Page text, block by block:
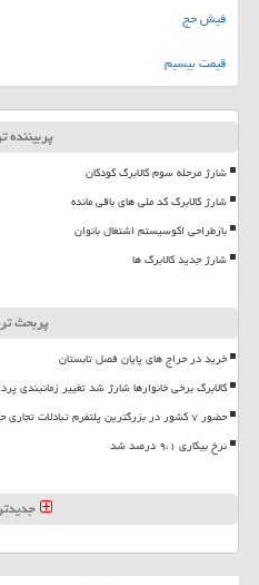
فیش حج
قیمت بیسیم
پربیننده
شارژ مرحله سوم کالابرگ کودکان
شارژ کالابرگ کد ملی های باقی مانده
بازطراحی اکوسیستم اشتغال بانوان
شارژ جدید کالابرگ ها
پربحث
خرید در حراج های پایان فصل تابستان
کالابرگ برخی خانوارها شارژ شد تغییر زمانبندی
حضور ۷ کشور در بزرگترین پلتفرم تبادلات تجاری حوزه ساخت وساز
نرخ بیکاری ۹،۱ درصد شد